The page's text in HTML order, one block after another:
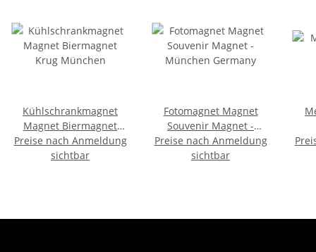
Kühlschrankmagnet
Magnet Biermagnet
Krug München
Preise nach Anmeldung
sichtbar
Fotomagnet Magnet
Souvenir Magnet -
München Germany
Preise nach Anmeldung
sichtbar